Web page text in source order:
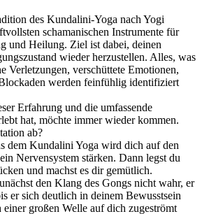
des Kundalini-Yoga nach Yogi
schamanischen Instrumente für
und Heilung. Ziel ist dabei, deinen
wieder herzustellen. Alles, was
Verletzungen, verschüttete Emotionen,
werden feinfühlig identifiziert
Erfahrung und die umfassende
hat, möchte immer wieder kommen.
ab?
dem Kundalini Yoga wird dich auf den
Nervensystem stärken. Dann legst du
und machst es dir gemütlich.
den Klang des Gongs nicht wahr, er
er sich deutlich in deinem Bewusstsein
einer großen Welle auf dich zugeströmt